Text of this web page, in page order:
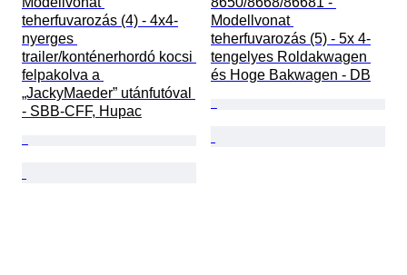
teherfuvarozás (4) - 4x4-
nyerges
trailer/konténerhordó kocsi
felpakolva a
„JackyMaeder” utánfutóval
- SBB-CFF, Hupac
Modellvonat
teherfuvarozás (5) - 5x 4-
tengelyes Roldakwagen
és Hoge Bakwagen - DB